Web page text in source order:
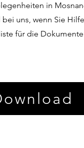
in
uns, wenn Sie
für die